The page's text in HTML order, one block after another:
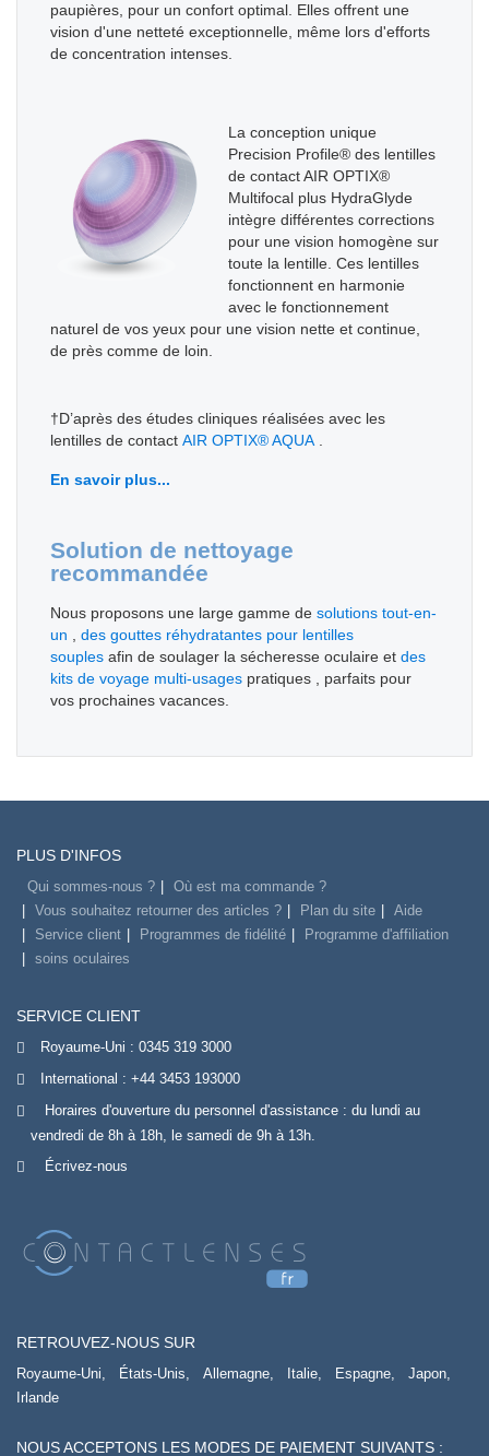
paupières, pour un confort optimal. Elles offrent une
vision d'une netteté exceptionnelle, même lors d'efforts
de concentration intenses.
La conception unique
Precision Profile® des lentilles
de contact AIR OPTIX®
Multifocal plus HydraGlyde
intègre différentes corrections
pour une vision homogène sur
toute la lentille. Ces lentilles
fonctionnent en harmonie
avec le fonctionnement
naturel de vos yeux pour une vision nette et continue,
de près comme de loin.
†D’après des études cliniques réalisées avec les
lentilles de contact AIR OPTIX® AQUA.
En savoir plus...
Solution de nettoyage
recommandée
Nous proposons une large gamme de solutions tout-en-
un , des gouttes réhydratantes pour lentilles
souples afin de soulager la sécheresse oculaire et des
kits de voyage multi-usages pratiques , parfaits pour
vos prochaines vacances.
PLUS D'INFOS
Qui sommes-nous ?
Où est ma commande ?
Vous souhaitez retourner des articles ?
Plan du site
Aide
Service client
Programmes de fidélité
Programme d'affiliation
soins oculaires
SERVICE CLIENT
Royaume-Uni : 0345 319 3000
International : +44 3453 193000
Horaires d'ouverture du personnel d'assistance : du lundi au
vendredi de 8h à 18h, le samedi de 9h à 13h.
Écrivez-nous
RETROUVEZ-NOUS SUR
Royaume-Uni, États-Unis, Allemagne, Italie, Espagne,
Japon,
Irlande
NOUS ACCEPTONS LES MODES DE PAIEMENT SUIVANTS :